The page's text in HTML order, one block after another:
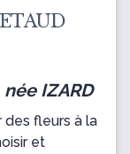
née IZARD
des fleurs à la
et